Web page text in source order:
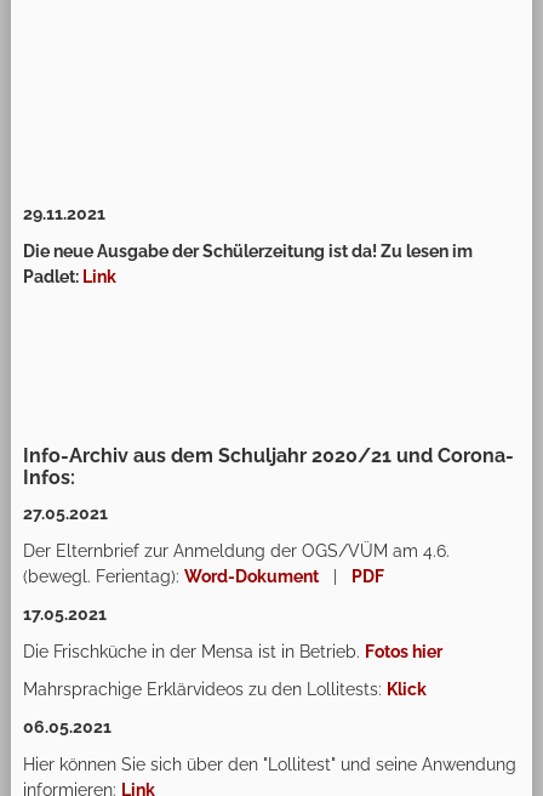
29.11.2021
Die neue Ausgabe der Schülerzeitung ist da! Zu lesen im
Padlet: Link
Info-Archiv aus dem Schuljahr 2020/21 und Corona-
Infos:
27.05.2021
Der Elternbrief zur Anmeldung der OGS/VÜM am 4.6.
(bewegl. Ferientag): Word-Dokument|
PDF
17.05.2021
Die Frischküche in der Mensa ist in Betrieb. Fotos hier
Mahrsprachige Erklärvideos zu den Lollitests: Klick
06.05.2021
Hier können Sie sich über den "Lollitest" und seine Anwendung
informieren: Link